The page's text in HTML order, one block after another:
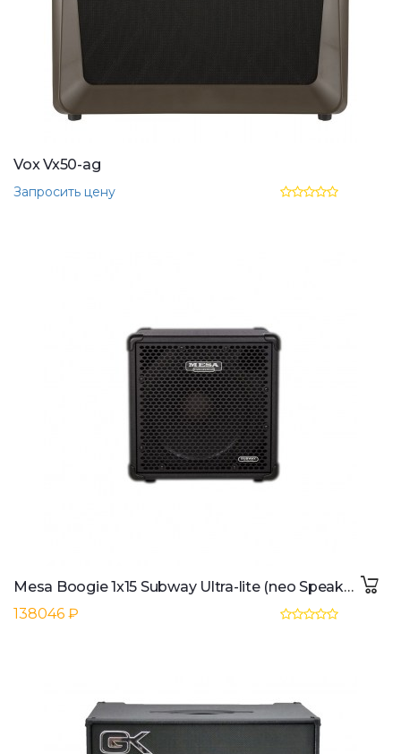
Vox Vx50-ag
Запросить цену
Mesa Boogie 1x15 Subway Ultra-lite (neo Speaker)
138046 ₽